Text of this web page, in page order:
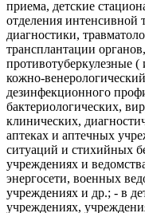
приема, детские
отделения интенсивной
диагностики,
трансплантации
противотуберкулезные
кожно-
дезинфекционного
бактериологических,
клинических,
аптеках и аптечных
ситуаций и стихийных
учреждениях и
энергосети, военных
учреждениях и др.; - в
учреждениях,